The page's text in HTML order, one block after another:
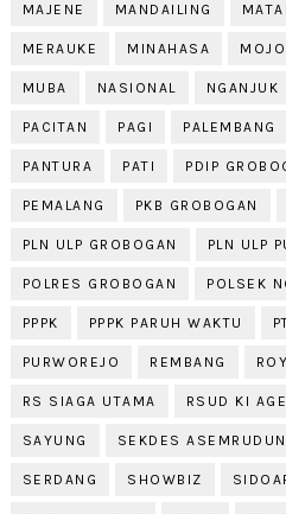
MAJENE MANDAILING
MERAUKE MINAHASA
MUBA NASIONAL NGANJUK
PACITAN PAGI PALEMBANG
PANTURA PATI PDIP
PEMALANG PKB GROBOGAN
PLN ULP GROBOGAN PLN ULP
POLRES GROBOGAN POLSEK
PPPK PPPK PARUH WAKTU
PURWOREJO REMBANG
RS SIAGA UTAMA RSUD KI
SAYUNG SEKDES
SERDANG SHOWBIZ